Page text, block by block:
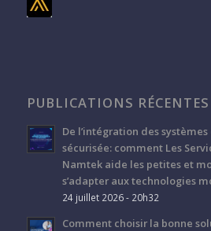
PUBLICATIONS RÉCENTES
De l’intégration des systèmes
sécurisée: comment Les
Namtek aide les petites et
s’adapter aux technologies
24 juillet 2026 - 20h32
Comment choisir la bonne